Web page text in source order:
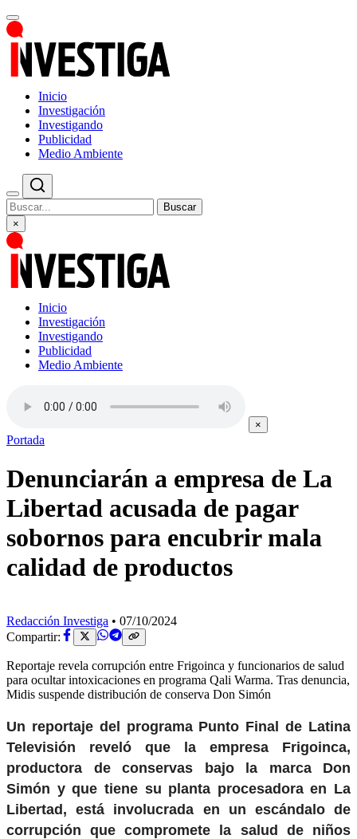
Inicio
Investigación
Investigando
Publicidad
Medio Ambiente
Buscar
×
Inicio
Investigación
Investigando
Publicidad
Medio Ambiente
×
Portada
Denunciarán a empresa de La
Libertad acusada de pagar
sobornos para encubrir mala
calidad de productos
Redacción Investiga • 07/10/2024
Compartir:
Reportaje revela corrupción entre Frigoinca y funcionarios de salud
para ocultar intoxicaciones en programa Qali Warma. Tras denuncia,
Midis suspende distribución de conserva Don Simón
Un reportaje del programa Punto Final de Latina
Televisión reveló que la empresa Frigoinca,
productora de conservas bajo la marca Don
Simón y que tiene su planta procesadora en La
Libertad, está involucrada en un escándalo de
corrupción que compromete la salud de niños